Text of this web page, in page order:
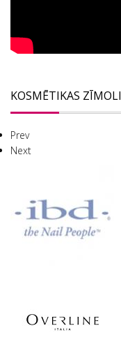
KOSMĒTIKAS ZĪMOLI
Prev
Next